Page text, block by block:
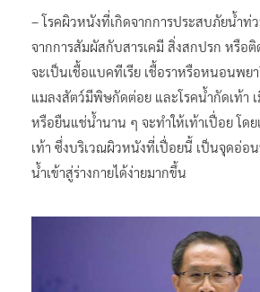
– โรคผิวหนังที่เกิดจากการประสบภัยน้ำท่
จากการสัมผัสกับสารเคมี สิ่งสกปรก หรือ
จะเป็นเชื้อแบคทีเรีย เชื้อราหรือหนอนพย
แมลงสัตว์มีพิษกัดต่อย และโรคน้ำกัดเท้า
หรือยืนแช่น้ำนาน ๆ จะทำให้เท้าเปื่อย โด
เท้า ซึ่งบริเวณผิวหนังที่เปื่อยนี้ เป็นจุดอ่อ
น้ำเข้าสู่ร่างกายได้ง่ายมากขึ้น